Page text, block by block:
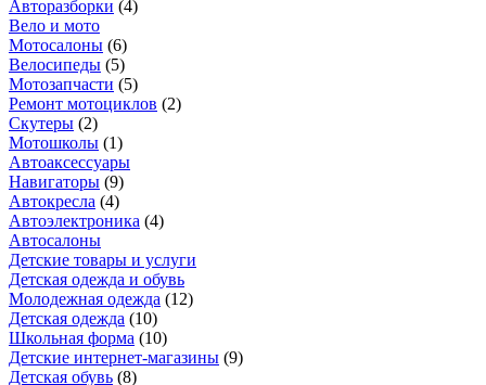
Авторазборки (4)
Вело и мото
Мотосалоны (6)
Велосипеды (5)
Мотозапчасти (5)
Ремонт мотоциклов (2)
Скутеры (2)
Мотошколы (1)
Автоаксессуары
Навигаторы (9)
Автокресла (4)
Автоэлектроника (4)
Автосалоны
Детские товары и услуги
Детская одежда и обувь
Молодежная одежда (12)
Детская одежда (10)
Школьная форма (10)
Детские интернет-магазины (9)
Детская обувь (8)